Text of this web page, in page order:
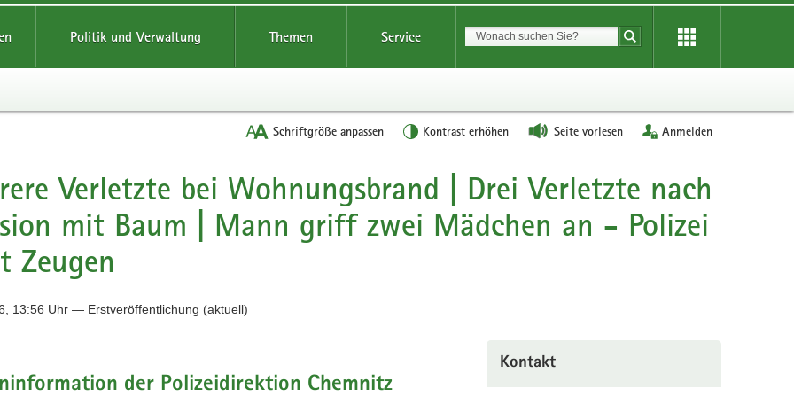
Politik und Verwaltung Themen Service Suchbegriff
Suche starten
Schriftgröße anpassen Kontrast erhöhen Seite vorlesen Anmelden
Verletzte bei Wohnungsbrand | Drei Verletzte nach
mit Baum | Mann griff zwei Mädchen an - Polizei
Zeugen
13:56 Uhr — Erstveröffentlichung (aktuell)
der Polizeidirektion Chemnitz
Kontakt